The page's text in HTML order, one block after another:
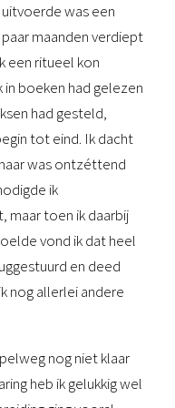
was een
maanden verdiept
een ritueel kon
in boeken had gelezen
had gesteld,
tot eind. Ik dacht
was ontzéttend
ik
maar toen ik daarbij
vond ik dat heel
en deed
nog allerlei andere
nog niet klaar
heb ik gelukkig wel